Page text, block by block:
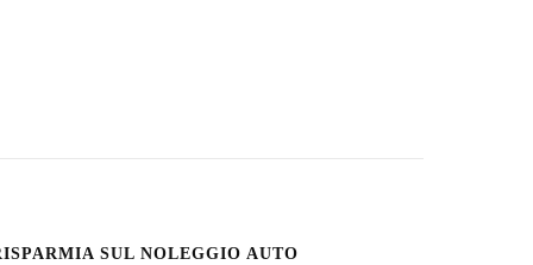
SUL NOLEGGIO AUTO